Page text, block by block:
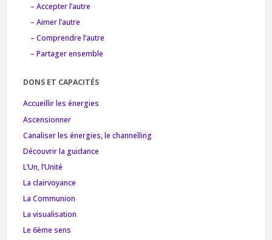
– Accepter l’autre
– Aimer l’autre
– Comprendre l’autre
– Partager ensemble
DONS ET CAPACITÉS
Accueillir les énergies
Ascensionner
Canaliser les énergies, le channelling
Découvrir la guidance
L’Un, l’Unité
La clairvoyance
La Communion
La visualisation
Le 6ème sens